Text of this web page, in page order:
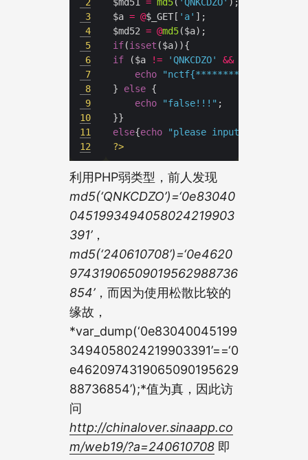
2
3
4
5
6
7
8
9
10
11
12
$md51 = md5( 'QNKCDZO'
$a = @$_GET[ 'a'
$md52 = @md5
if(isset
if ($a != 'QNKCDZO' && $md51
echo
"nctf{*****************}"
} else
echo
"false!!!"
else{echo "please input a"
?>
利用PHP弱类型，前人发现
md5(‘QNKCDZO’)=‘0e83040
0451993494058024219903
391’，
md5(‘240610708’)=‘0e4620
97431906509019562988736
854’，而因为使用松散比较的
缘故，
*var_dump(‘0e83040045199
3494058024219903391’==‘0
e4620974319065090195629
88736854’);*值为真，因此访
问
http://chinalover.sinaapp.co
m/web19/?a=240610708即